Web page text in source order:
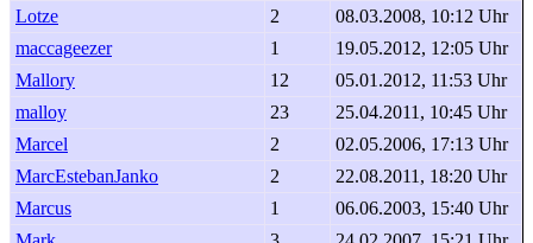
Lotze 2
08.03.2008, 10:12 Uhr
maccageezer
1
19.05.2012, 12:05 Uhr
Mallory
12
05.01.2012, 11:53 Uhr
malloy
23
25.04.2011, 10:45 Uhr
Marcel
2
02.05.2006, 17:13 Uhr
MarcEstebanJanko
2
22.08.2011, 18:20 Uhr
Marcus
1
06.06.2003, 15:40 Uhr